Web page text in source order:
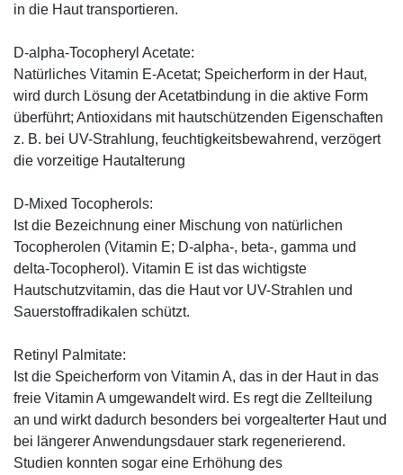
in die Haut transportieren.
D-alpha-Tocopheryl Acetate:
Natürliches Vitamin E-Acetat; Speicherform in der Haut,
wird durch Lösung der Acetatbindung in die aktive Form
überführt; Antioxidans mit hautschützenden Eigenschaften
z. B. bei UV-Strahlung, feuchtigkeitsbewahrend, verzögert
die vorzeitige Hautalterung
D-Mixed Tocopherols:
Ist die Bezeichnung einer Mischung von natürlichen
Tocopherolen (Vitamin E; D-alpha-, beta-, gamma und
delta-Tocopherol). Vitamin E ist das wichtigste
Hautschutzvitamin, das die Haut vor UV-Strahlen und
Sauerstoffradikalen schützt.
Retinyl Palmitate:
Ist die Speicherform von Vitamin A, das in der Haut in das
freie Vitamin A umgewandelt wird. Es regt die Zellteilung
an und wirkt dadurch besonders bei vorgealterter Haut und
bei längerer Anwendungsdauer stark regenerierend.
Studien konnten sogar eine Erhöhung des